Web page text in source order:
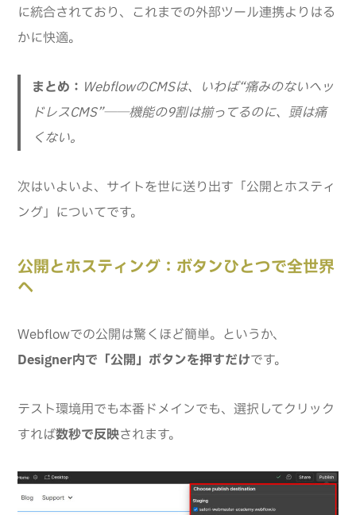
に統合されており、これまでの外部ツール連携よりはる
かに快適。
まとめ： WebflowのCMSは、いわば“痛みのないヘッ
ドレスCMS”──機能の9割は揃ってるのに、頭は痛
くない。
次はいよいよ、サイトを世に送り出す「公開とホスティ
ング」についてです。
公開とホスティング：ボタンひとつで全世界
へ
Webflowでの公開は驚くほど簡単。というか、
Designer内で「公開」ボタンを押すだけです。
テスト環境用でも本番ドメインでも、選択してクリック
すれば数秒で反映されます。